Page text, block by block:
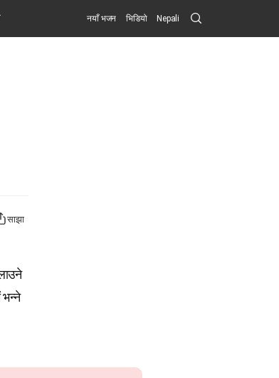
नयाँ भजन भिडियो Nepali Search
Submit
साझा
भन्ने